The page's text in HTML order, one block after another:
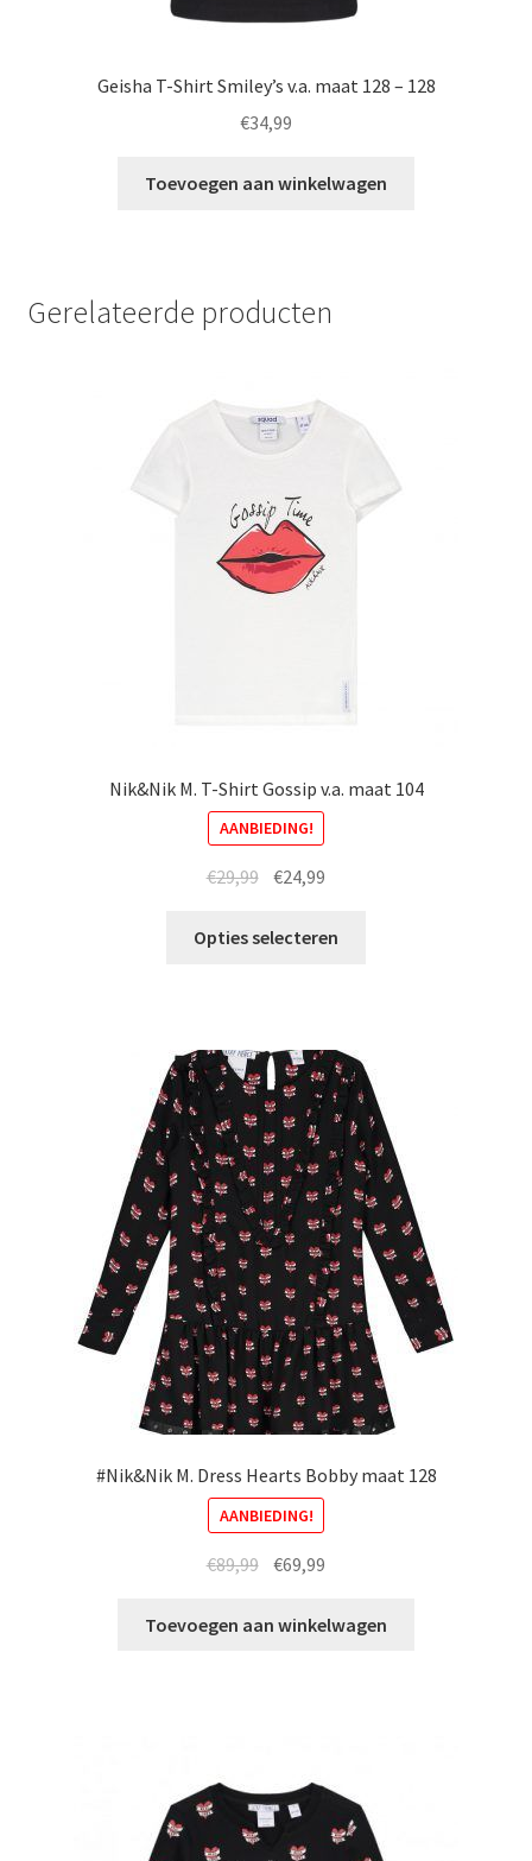
Geisha T-Shirt Smiley’s v.a. maat 128 – 128
€34,99
Toevoegen aan winkelwagen
Gerelateerde producten
Nik&Nik M. T-Shirt Gossip v.a. maat 104
AANBIEDING!
€29,99 Oorspronkelijke
was:
€24,99
is:
Opties selecteren
Deze
optie
kan
gekozen
worden
op
de
productpagina
#Nik&Nik M. Dress Hearts Bobby maat 128
AANBIEDING!
€89,99 Oorspronkelijke
was:
€69,99
is:
Toevoegen aan winkelwagen